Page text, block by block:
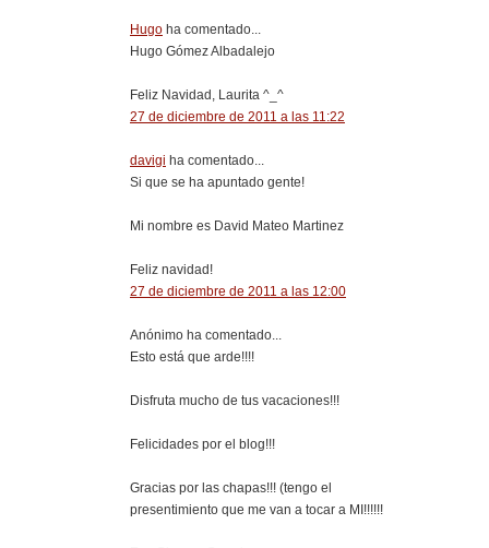
Hugo ha comentado...
Hugo Gómez Albadalejo
Feliz Navidad, Laurita ^_^
27 de diciembre de 2011 a las 11:22
davigi ha comentado...
Si que se ha apuntado gente!
Mi nombre es David Mateo Martinez
Feliz navidad!
27 de diciembre de 2011 a las 12:00
Anónimo ha comentado...
Esto está que arde!!!!
Disfruta mucho de tus vacaciones!!!
Felicidades por el blog!!!
Gracias por las chapas!!! (tengo el
presentimiento que me van a tocar a MI!!!!!!